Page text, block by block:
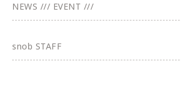
NEWS /// EVENT ///
snob STAFF